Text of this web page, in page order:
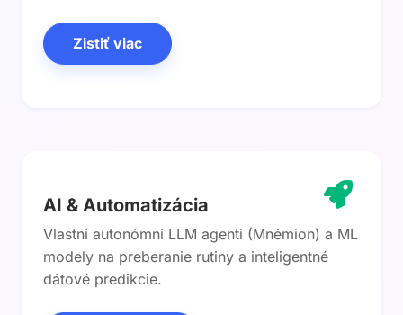
Zistiť viac
AI & Automatizácia
Vlastní autonómni LLM agenti (Mnémion) a ML
modely na preberanie rutiny a inteligentné
dátové predikcie.